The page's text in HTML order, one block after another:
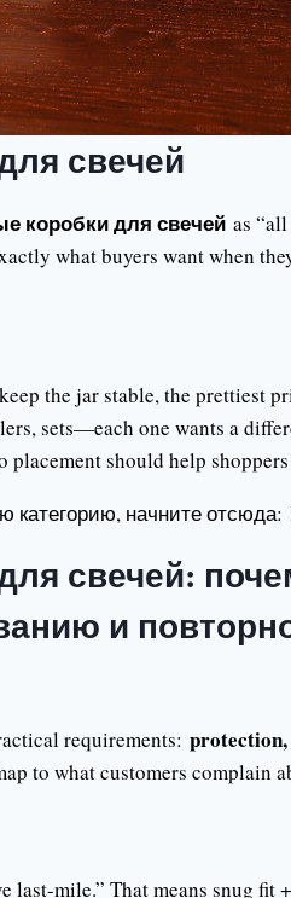
свечей
коробки для свечей as
what buyers want when
the jar stable, the prettiest
sets—each one wants a
placement should help
категорию, начните отсюда:
свечей:
и
requirements:
to what customers complain
mile.” That means snug fit